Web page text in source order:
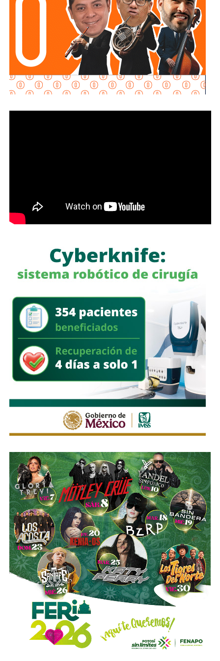
Juan Antonio Villa Gutiérrez
García Cázaresllamó a la ciudadanía a denunciar
cualquier conducta irregular y aclaró que el llamado no se
“apertura total” de la dependencia para recibir esas
delincuentes y asegura armas durante operativos en SLP